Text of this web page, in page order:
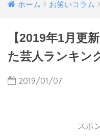
ホーム お笑いコラム
【2019年1月更
た芸人ランキン
2019/01/07
スポ